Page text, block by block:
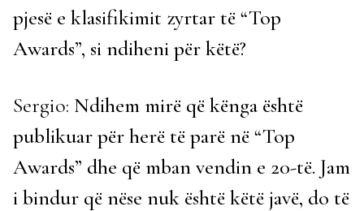
pjesë e klasifikimit zyrtar të “Top
Awards”, si ndiheni për këtë?
Sergio: Ndihem mirë që kënga është
publikuar për herë të parë në “Top
Awards” dhe që mban vendin e 20-të. Jam
i bindur që nëse nuk është këtë javë, do të